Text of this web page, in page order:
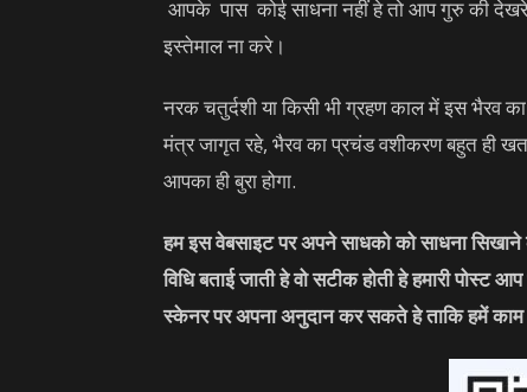
आपके पास कोई साधना नहीं हे तो आप गुरु की
इस्तेमाल ना करे।
नरक चतुर्दशी या किसी भी ग्रहण काल में इस भैरव
मंत्र जागृत रहे, भैरव का प्रचंड वशीकरण बहुत ही
आपका ही बुरा होगा.
हम इस वेबसाइट पर अपने साधको को साधना
विधि बताई जाती हे वो सटीक होती हे हमारी
स्केनर पर अपना अनुदान कर सकते हे ताकि हमें